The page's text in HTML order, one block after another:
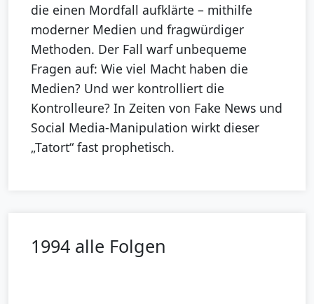
die einen Mordfall aufklärte – mithilfe
moderner Medien und fragwürdiger
Methoden. Der Fall warf unbequeme
Fragen auf: Wie viel Macht haben die
Medien? Und wer kontrolliert die
Kontrolleure? In Zeiten von Fake News und
Social Media-Manipulation wirkt dieser
„Tatort“ fast prophetisch.
1994 alle Folgen